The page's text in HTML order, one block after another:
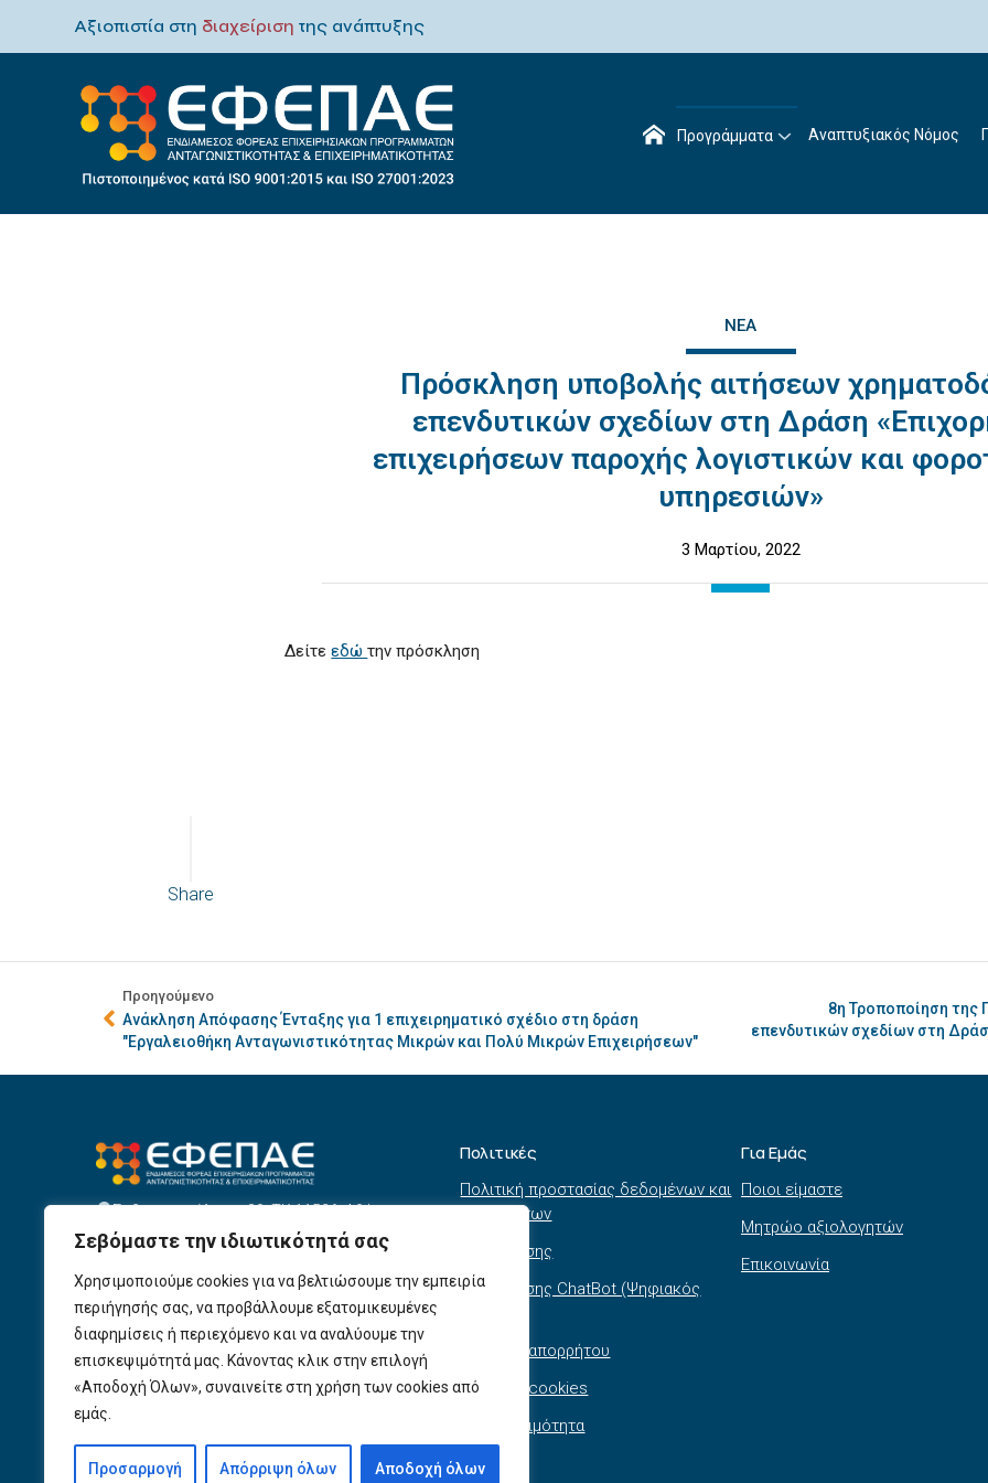
Σεβόμαστε την ιδιωτικότητά σας
Χρησιμοποιούμε cookies για να βελτιώσουμε την εμπειρία
περιήγησής σας, να προβάλλουμε εξατομικευμένες
διαφημίσεις ή περιεχόμενο και να αναλύουμε την
επισκεψιμότητά μας. Κάνοντας κλικ στην επιλογή
«Αποδοχή Όλων», συναινείτε στη χρήση των cookies από
εμάς.
Προσαρμογή Απόρριψη όλων Αποδοχή όλων
Αξιοπιστία στη διαχείριση της ανάπτυξης
Προγράμματα Αναπτυξιακός Νόμος
ΝΈΑ
Πρόσκληση υποβολής αιτήσεων
επενδυτικών σχεδίων στη Δράση
επιχειρήσεων παροχής λογιστικών και
υπηρεσιών»
3 Μαρτίου, 2022
Share
Δείτεεδώτην πρόσκληση
Προηγούμενο
Ανάκληση Απόφασης Ένταξης για 1 επιχειρηματικό σχέδιο στη δράση
"Eργαλειοθήκη Ανταγωνιστικότητας Μικρών και Πολύ Μικρών Επιχειρήσεων"
8η Τροποποίηση
επενδυτικών σχεδίων στη
Σεβαστουπόλεως 80, ΤΚ 11526, Αθήνα
info@efepae.gr
anaptyxiakos@efepae.gr
210 6985210
Ωράριο Λειτουργίας:
Δευτέρα – Παρασκευή, 09:00 – 17:00
Αριθμός ΓΕΜΗ: 154190801000
Πολιτικές
Πολιτική προστασίας δεδομένων και
συστημάτων
Όροι χρήσης
Όροι χρήσης ChatBot (Ψηφιακός
Πολιτική απορρήτου
Πολιτική cookies
Προσβασιμότητα
Για Εμάς
Ποιοι είμαστε
Μητρώο αξιολογητών
Επικοινωνία